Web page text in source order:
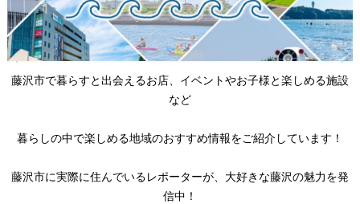
藤沢市で暮らすと出会えるお店、イベントやお子様と楽しめる施設
など
暮らしの中で楽しめる地域のおすすめ情報をご紹介しています！
藤沢市に実際に住んでいるレポーターが、大好きな藤沢の魅力を発
信中！